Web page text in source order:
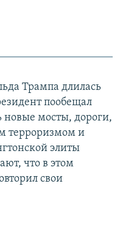
Трампа длилась
пообещал
новые мосты, дороги,
терроризмом и
элиты
что в этом
свои